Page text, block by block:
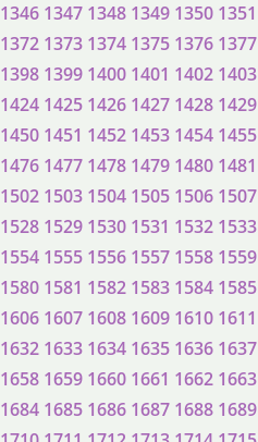
1346 1347 1348 1349 1350 1351
1372 1373 1374 1375 1376 1377
1398 1399 1400 1401 1402 1403
1424 1425 1426 1427 1428 1429
1450 1451 1452 1453 1454 1455
1476 1477 1478 1479 1480 1481
1502 1503 1504 1505 1506 1507
1528 1529 1530 1531 1532 1533
1554 1555 1556 1557 1558 1559
1580 1581 1582 1583 1584 1585
1606 1607 1608 1609 1610 1611
1632 1633 1634 1635 1636 1637
1658 1659 1660 1661 1662 1663
1684 1685 1686 1687 1688 1689